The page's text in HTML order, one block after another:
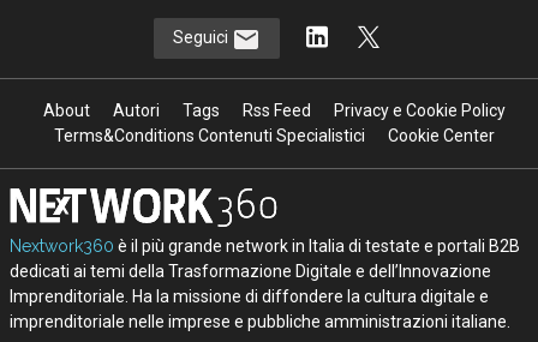
Seguici
About Autori Tags Rss Feed
Privacy e Cookie Policy
Terms&Conditions Contenuti Specialistici
Cookie Center
Nextwork360 è il più grande network in Italia di testate e portali B2B
dedicati ai temi della Trasformazione Digitale e dell’Innovazione
Imprenditoriale. Ha la missione di diffondere la cultura digitale e
imprenditoriale nelle imprese e pubbliche amministrazioni italiane.